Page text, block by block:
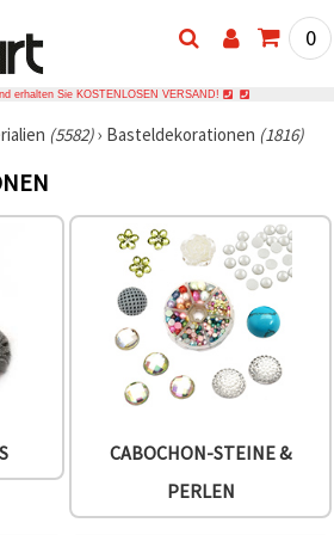
0
erhalten Sie KOSTENLOSEN VERSAND!
(5582)› Basteldekorationen (1816)
CABOCHON-STEINE &
PERLEN